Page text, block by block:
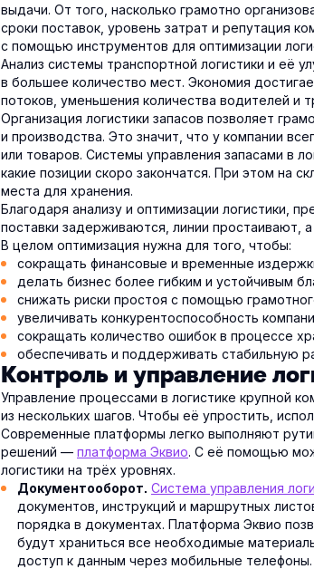
выдачи. От того, насколько грамотно
сроки поставок, уровень затрат и репутация
с помощью инструментов для оптимизации
Анализ системы транспортной логистики и её
в большее количество мест. Экономия
потоков, уменьшения количества водителей и
Организация логистики запасов позволяет
и производства. Это значит, что у компании
или товаров. Системы управления запасами в
какие позиции скоро закончатся. При этом на
места для хранения.
Благодаря анализу и оптимизации логистики,
поставки задерживаются, линии простаивают,
В целом оптимизация нужна для того, чтобы:
сокращать финансовые и временные
делать бизнес более гибким и устойчивым
снижать риски простоя с помощью
увеличивать конкурентоспособность
сокращать количество ошибок в процессе
обеспечивать и поддерживать стабильную
Контроль и управление
Управление процессами в логистике крупной
из нескольких шагов. Чтобы её упростить,
Современные платформы легко выполняют
решений — платформа Эквио. С её помощью
логистики на трёх уровнях.
Документооборот. Система управления
документов, инструкций и маршрутных
порядка в документах. Платформа Эквио
будут храниться все необходимые
доступ к данным через мобильные телефоны.